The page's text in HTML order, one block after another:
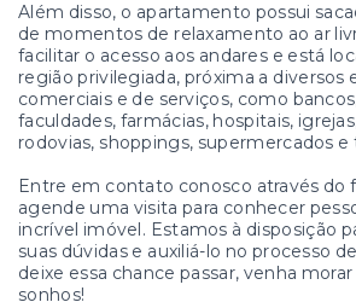
Além disso, o apartamento possui
de momentos de relaxamento ao ar
facilitar o acesso aos andares e está
região privilegiada, próxima a
comerciais e de serviços, como
faculdades, farmácias, hospitais,
rodovias, shoppings, supermercados
Entre em contato conosco através do
agende uma visita para conhecer
incrível imóvel. Estamos à disposição
suas dúvidas e auxiliá-lo no processo
deixe essa chance passar, venha
sonhos!